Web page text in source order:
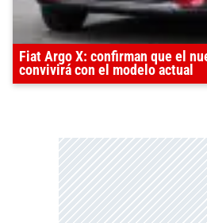
Fiat Argo X: confirman que el
convivirá con el modelo actual